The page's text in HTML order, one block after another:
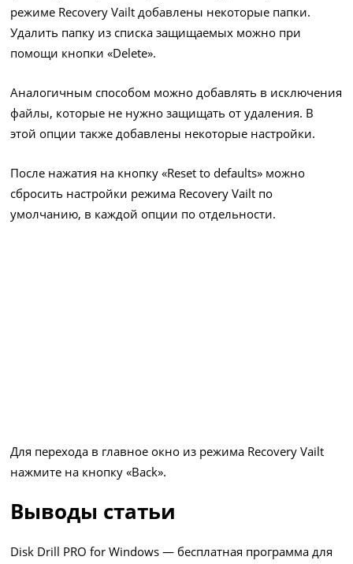
режиме Recovery Vailt добавлены некоторые папки.
Удалить папку из списка защищаемых можно при
помощи кнопки «Delete».
Аналогичным способом можно добавлять в исключения
файлы, которые не нужно защищать от удаления. В
этой опции также добавлены некоторые настройки.
После нажатия на кнопку «Reset to defaults» можно
сбросить настройки режима Recovery Vailt по
умолчанию, в каждой опции по отдельности.
Для перехода в главное окно из режима Recovery Vailt
нажмите на кнопку «Back».
Выводы статьи
Disk Drill PRO for Windows — бесплатная программа для